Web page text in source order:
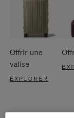
Offrir une
valise
EXPLORER